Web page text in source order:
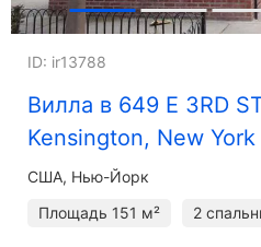
Вилла в 649 E 3RD
Kensington, New York
ID: ir13788
США, Нью-Йорк
Площадь 151 м² 2